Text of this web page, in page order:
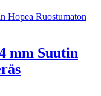
mm Suutin